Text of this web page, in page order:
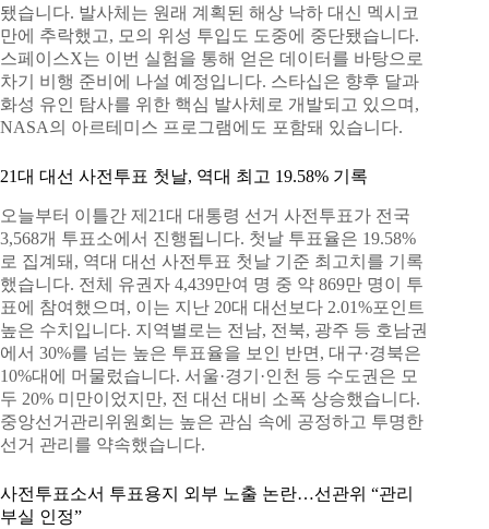
됐습니다. 발사체는 원래 계획된 해상 낙하 대신 멕시코
만에 추락했고, 모의 위성 투입도 도중에 중단됐습니다.
스페이스X는 이번 실험을 통해 얻은 데이터를 바탕으로
차기 비행 준비에 나설 예정입니다. 스타십은 향후 달과
화성 유인 탐사를 위한 핵심 발사체로 개발되고 있으며,
NASA의 아르테미스 프로그램에도 포함돼 있습니다.
21대 대선 사전투표 첫날, 역대 최고 19.58% 기록
오늘부터 이틀간 제21대 대통령 선거 사전투표가 전국
3,568개 투표소에서 진행됩니다. 첫날 투표율은 19.58%
로 집계돼, 역대 대선 사전투표 첫날 기준 최고치를 기록
했습니다. 전체 유권자 4,439만여 명 중 약 869만 명이 투
표에 참여했으며, 이는 지난 20대 대선보다 2.01%포인트
높은 수치입니다. 지역별로는 전남, 전북, 광주 등 호남권
에서 30%를 넘는 높은 투표율을 보인 반면, 대구·경북은
10%대에 머물렀습니다. 서울·경기·인천 등 수도권은 모
두 20% 미만이었지만, 전 대선 대비 소폭 상승했습니다.
중앙선거관리위원회는 높은 관심 속에 공정하고 투명한
선거 관리를 약속했습니다.
사전투표소서 투표용지 외부 노출 논란…선관위 “관리
부실 인정”